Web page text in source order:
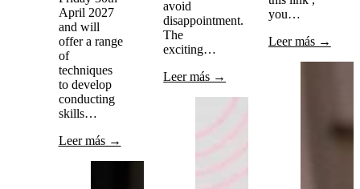
April 2027
and will
offer a range
of
techniques
to develop
conducting
skills…
Leer más →
avoid
disappointment.
The
exciting…
Leer más →
you…
Leer más →